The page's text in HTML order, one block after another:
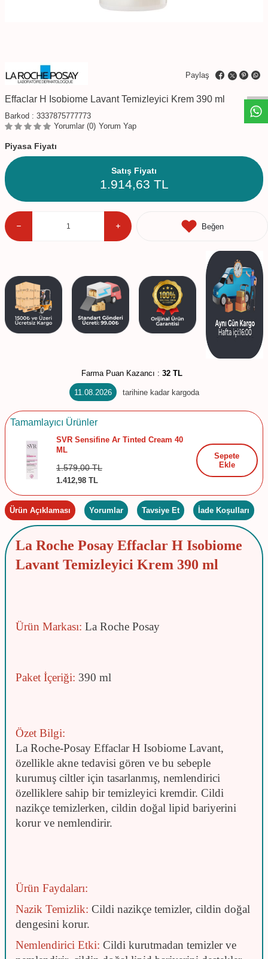
W
h
t
s
a
p
p
D
e
s
e
H
a
t
t
Paylaş
Effaclar H Isobiome Lavant Temizleyici Krem 390 ml
Barkod : 3337875777773
Yorumlar (0) Yorum Yap
Piyasa Fiyatı
Satış Fiyatı
1.914,63 TL
Beğen
Farma Puan Kazancı : 32 TL
11.08.2026 tarihine kadar kargoda
Tamamlayıcı Ürünler
SVR Sensifine Ar Tinted Cream 40
ML
1.579,00TL
1.412,98TL
Sepete
Ekle
Ürün Açıklaması Yorumlar Tavsiye Et İade Koşulları
La Roche Posay Effaclar H Isobiome
Lavant Temizleyici Krem 390 ml
Ürün Markası: La Roche Posay
Paket İçeriği: 390 ml
Özet Bilgi:
La Roche-Posay Effaclar H Isobiome Lavant,
özellikle akne tedavisi gören ve bu sebeple
kurumuş ciltler için tasarlanmış, nemlendirici
özelliklere sahip bir temizleyici kremdir. Cildi
nazikçe temizlerken, cildin doğal lipid bariyerini
korur ve nemlendirir.
Ürün Faydaları:
Nazik Temizlik: Cildi nazikçe temizler, cildin doğal
dengesini korur.
Nemlendirici Etki: Cildi kurutmadan temizler ve